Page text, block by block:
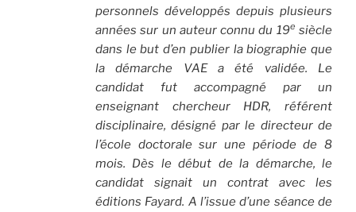
personnels développés depuis plusieurs
années sur un auteur connu du 19e siècle
dans le but d’en publier la biographie que
la démarche VAE a été validée. Le
candidat fut accompagné par un
enseignant chercheur HDR, référent
disciplinaire, désigné par le directeur de
l’école doctorale sur une période de 8
mois. Dès le début de la démarche, le
candidat signait un contrat avec les
éditions Fayard. A l’issue d’une séance de